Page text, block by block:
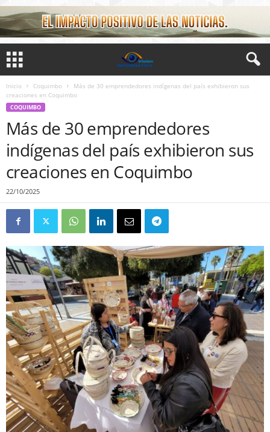
Inicio Coquimbo
Más de 30 emprendedores indígenas del país exhibieron sus
creaciones en Coquimbo
COQUIMBO
Más de 30 emprendedores
indígenas del país exhibieron sus
creaciones en Coquimbo
22/10/2025